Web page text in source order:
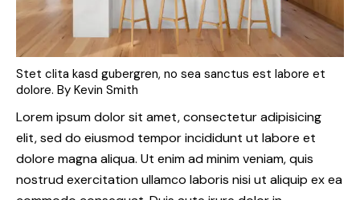
Stet clita kasd gubergren, no sea sanctus est labore et
dolore. By Kevin Smith
Lorem ipsum dolor sit amet, consectetur adipisicing
elit, sed do eiusmod tempor incididunt ut labore et
dolore magna aliqua. Ut enim ad minim veniam, quis
nostrud exercitation ullamco laboris nisi ut aliquip ex ea